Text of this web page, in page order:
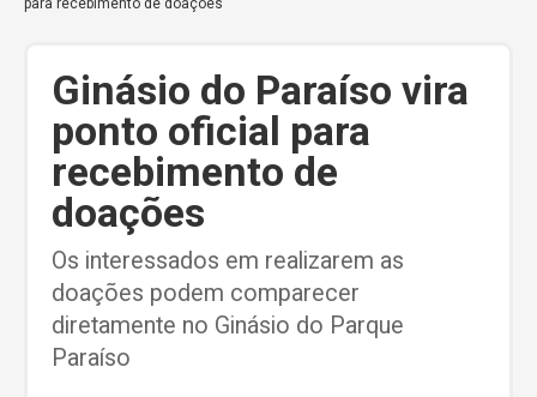
para recebimento de doações
Ginásio do Paraíso vira
ponto oficial para
recebimento de
doações
Os interessados em realizarem as
doações podem comparecer
diretamente no Ginásio do Parque
Paraíso